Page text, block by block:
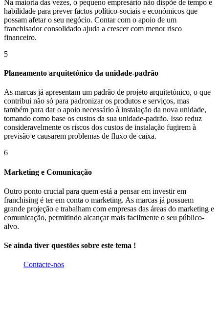
Na maioria das vezes, o pequeno empresário não dispõe de tempo e
habilidade para prever factos político-sociais e económicos que
possam afetar o seu negócio. Contar com o apoio de um
franchisador consolidado ajuda a crescer com menor risco
financeiro.
5
Planeamento arquitetónico da unidade-padrão
As marcas já apresentam um padrão de projeto arquitetónico, o que
contribui não só para padronizar os produtos e serviços, mas
também para dar o apoio necessário à instalação da nova unidade,
tomando como base os custos da sua unidade-padrão. Isso reduz
consideravelmente os riscos dos custos de instalação fugirem à
previsão e causarem problemas de fluxo de caixa.
6
Marketing e Comunicação
Outro ponto crucial para quem está a pensar em investir em
franchising é ter em conta o marketing. As marcas já possuem
grande projeção e trabalham com empresas das áreas do marketing e
comunicação, permitindo alcançar mais facilmente o seu público-
alvo.
Se ainda tiver questões sobre este tema !
Contacte-nos